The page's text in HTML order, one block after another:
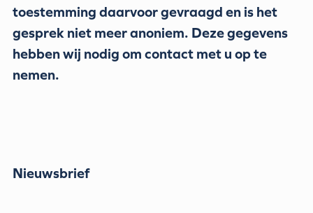
toestemming daarvoor gevraagd en is het
gesprek niet meer anoniem. Deze gegevens
hebben wij nodig om contact met u op te
nemen.
Nieuwsbrief